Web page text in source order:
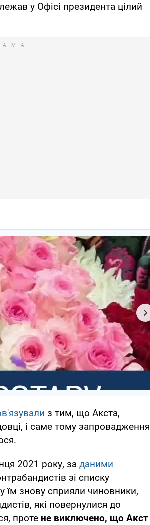
у Офісі президента цілий
з тим, що Акста,
і саме тому запровадження
2021 року, за даними
зі списку
їм знову сприяли чиновники,
які повернулися до
проте не виключено, що Акст